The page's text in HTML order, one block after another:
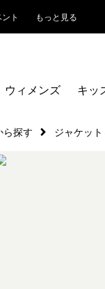
ト もっと見る
ウィメンズ キッ
ら探す ジャケット